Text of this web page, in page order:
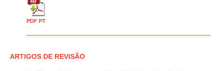
PDF PT
ARTIGOS DE REVISÃO